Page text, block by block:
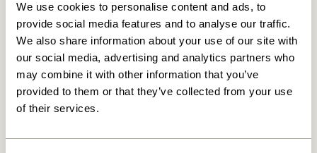
We use cookies to personalise content and ads, to
provide social media features and to analyse our traffic.
We also share information about your use of our site with
our social media, advertising and analytics partners who
may combine it with other information that you’ve
provided to them or that they’ve collected from your use
of their services.
Ähnliche Produkte